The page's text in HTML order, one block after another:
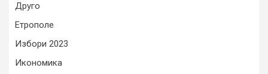
Друго
Етрополе
Избори 2023
Икономика